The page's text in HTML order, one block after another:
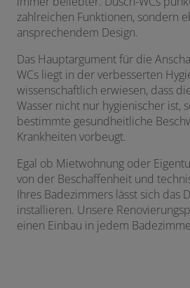
zahlreichen Funktionen, sondern
ansprechendem Design.
Das Hauptargument für die
WCs liegt in der verbesserten
wissenschaftlich erwiesen, dass
Wasser nicht nur hygienischer ist,
bestimmte gesundheitliche
Krankheiten vorbeugt.
Egal ob Mietwohnung oder
von der Beschaffenheit und
Ihres Badezimmers lässt sich das
installieren. Unsere
einen Einbau in jedem